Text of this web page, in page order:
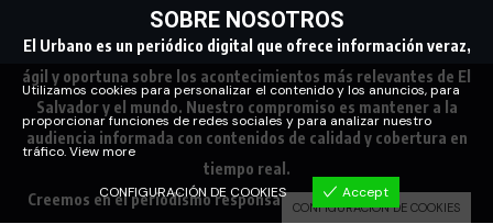
SOBRE NOSOTROS
El Urbano es un periódico digital que ofrece información veraz,
ágil y oportuna sobre los acontecimientos más relevantes de El
Salvador y el mundo. Nuestro compromiso es mantener a la
audiencia informada con contenidos de calidad y cobertura en
tiempo real.
Creemos en el periodismo responsable, conectando a nuestra
Utilizamos cookies para personalizar el contenido y los anuncios, para
proporcionar funciones de redes sociales y para analizar nuestro
tráfico.View more
CONFIGURACIÓN DE COOKIES Accept
CONFIGURACIÓN DE COOKIES